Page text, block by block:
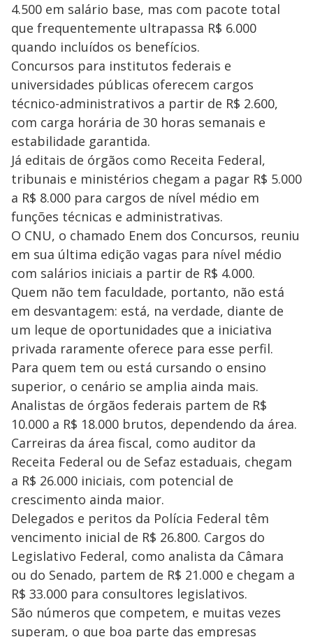
4.500 em salário base, mas com pacote total
que frequentemente ultrapassa R$ 6.000
quando incluídos os benefícios.
Concursos para institutos federais e
universidades públicas oferecem cargos
técnico-administrativos a partir de R$ 2.600,
com carga horária de 30 horas semanais e
estabilidade garantida.
Já editais de órgãos como Receita Federal,
tribunais e ministérios chegam a pagar R$ 5.000
a R$ 8.000 para cargos de nível médio em
funções técnicas e administrativas.
O CNU, o chamado Enem dos Concursos, reuniu
em sua última edição vagas para nível médio
com salários iniciais a partir de R$ 4.000.
Quem não tem faculdade, portanto, não está
em desvantagem: está, na verdade, diante de
um leque de oportunidades que a iniciativa
privada raramente oferece para esse perfil.
Para quem tem ou está cursando o ensino
superior, o cenário se amplia ainda mais.
Analistas de órgãos federais partem de R$
10.000 a R$ 18.000 brutos, dependendo da área.
Carreiras da área fiscal, como auditor da
Receita Federal ou de Sefaz estaduais, chegam
a R$ 26.000 iniciais, com potencial de
crescimento ainda maior.
Delegados e peritos da Polícia Federal têm
vencimento inicial de R$ 26.800. Cargos do
Legislativo Federal, como analista da Câmara
ou do Senado, partem de R$ 21.000 e chegam a
R$ 33.000 para consultores legislativos.
São números que competem, e muitas vezes
superam, o que boa parte das empresas